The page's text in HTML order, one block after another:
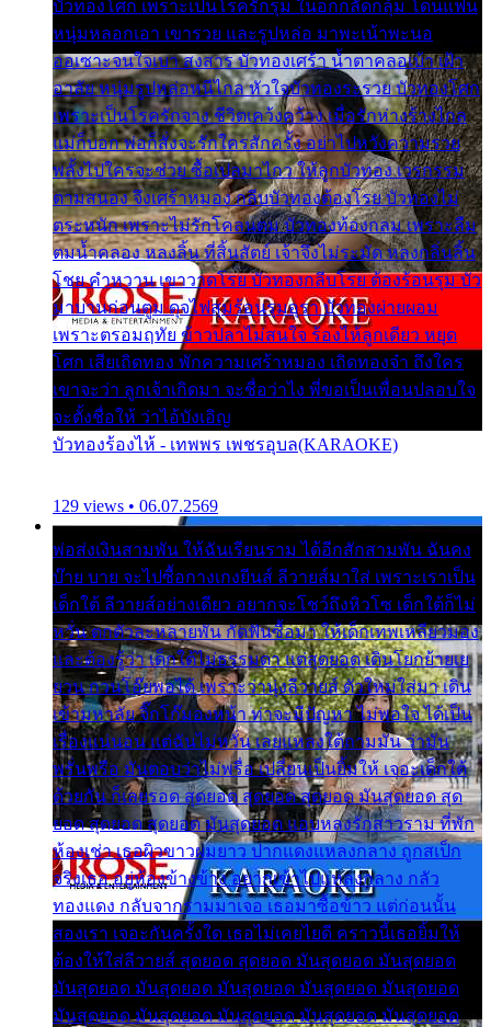
บัวทองโศก เพราะเป็นโรครักรุม ในอกกลัดกลุ้ม โดนแฟน
หนุ่มหลอกเอา เขารวย และรูปหล่อ มาพะเน้าพะนอ
ออเซาะจนใจเบา สงสาร บัวทองเศร้า น้ำตาคลอเบ้า เฝ้า
อาลัย หนุ่มรูปหล่อหนีไกล หัวใจบัวทองระรวย บัวทองโศก
เพราะเป็นโรครักจาง ชีวิตเคว้งคว้าง เมื่อรักห่างร้างไกล
แม่ก็บอก พ่อก็สั่งจะรักใครสักครั้ง อย่าไปหวังความรวย
พลั้งไปใครจะช่วย ซื้อเปลมาไกว ให้ลูกบัวทอง เวรกรรม
ตามสนอง จึงเศร้าหมอง กลีบบัวทองต้องโรย บัวทองไม่
ตระหนัก เพราะไม่รักโคลนตม บัวทองท้องกลม เพราะลืม
ตมน้ำคลอง หลงลิ้น ที่สิ้นสัตย์ เจ้าจึงไม่ระมัด หลงกลิ่นลิ้น
โชย คำหวาน เขาวาดโรย บัวทองกลีบโรย ต้องร้อนรุม บัว
มาบานก่อนตูม ดุจไฟสุมร้อนรุมอุรา บัวทองผ่ายผอม
เพราะตรอมฤทัย ข้าวปลาไม่สนใจ ร้องไห้ลูกเดียว หยุด
โศก เสียเถิดทอง พักความเศร้าหมอง เถิดทองจ๋า ถึงใคร
เขาจะว่า ลูกเจ้าเกิดมา จะชื่อว่าไง พี่ขอเป็นเพื่อนปลอบใจ
จะตั้งชื่อให้ ว่าไอ้บังเอิญ
บัวทองร้องไห้ - เทพพร เพชรอุบล(KARAOKE)
129 views • 06.07.2569
พ่อส่งเงินสามพัน ให้ฉันเรียนราม ได้อีกสักสามพัน ฉันคง
บ๊าย บาย จะไปซื้อกางเกงยีนส์ ลีวายส์มาใส่ เพราะเราเป็น
เด็กใต้ ลีวายส์อย่างเดียว อยากจะโชว์ถึงหิวโซ เด็กใต้ก็ไม่
หวั่น ตกตัวละหลายพัน กัดฟันซื้อมา ให้เด็กเทพเหลียวมอง
และต้องรู้ว่า เด็กใต้ไม่ธรรมดา แต่สุดยอด เดินโยกย้ายเย
ยวน กวนโอ๊ยพอได้ เพราะว่านุ่งลีวายส์ ตัวใหม่ใส่มา เดิน
เข้ามหาลัย จิ๊กโก๊มองหน้า ท่าจะมีปัญหา ไม่พอใจ ได้เป็น
เรื่องแน่นอน แต่ฉันไม่หวั่น เลยแหลงใต้ถามมัน ว่ามัน
พรั่นพรือ มันตอบว่าไม่พรื่อ เปลี่ยนเป็นยิ้มให้ เจอะเด็กใต้
ด้วยกัน ก็เลยรอด สุดยอด สุดยอด สุดยอด มันสุดยอด สุด
ยอด สุดยอด สุดยอด มันสุดยอด แอบหลงรักสาวราม ที่พัก
ห้องเช่า เธอผิวขาวผมยาว ปากแดงแหลงกลาง ถูกสเป็ก
จริงเธอ อยู่ห้องข้างข้าง อยากเข้าไปแหลงกลาง กลัว
ทองแดง กลับจากรามมาเจอ เธอมาซื้อข้าว แต่ก่อนนั้น
สองเรา เจอะกันครั้งใด เธอไม่เคยไยดี คราวนี้เธอยิ้มให้
ต้องให้ใส่ลีวายส์ สุดยอด สุดยอด มันสุดยอด มันสุดยอด
มันสุดยอด มันสุดยอด มันสุดยอด มันสุดยอด มันสุดยอด
มันสุดยอด มันสุดยอด มันสุดยอด มันสุดยอด มันสุดยอด